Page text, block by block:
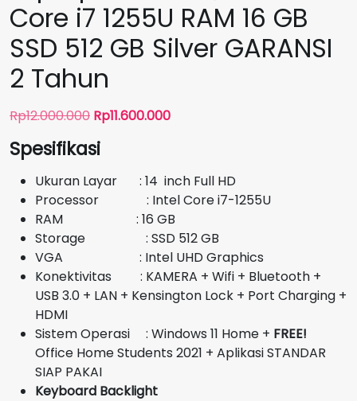
Core i7 1255U RAM 16 GB
SSD 512 GB Silver GARANSI
2 Tahun
Rp12.000.000 Harga
adalah:
Rp12.000.000.
Rp11.600.000Harga
adalah:
Rp11.600.000.
Spesifikasi
Ukuran Layar : 14 inch Full HD
Processor : Intel Core i7-1255U
RAM : 16 GB
Storage : SSD 512 GB
VGA : Intel UHD Graphics
Konektivitas : KAMERA + Wifi + Bluetooth +
USB 3.0 + LAN + Kensington Lock + Port Charging +
HDMI
Sistem Operasi : Windows 11 Home + FREE!
Office Home Students 2021 + Aplikasi STANDAR
SIAP PAKAI
Keyboard Backlight